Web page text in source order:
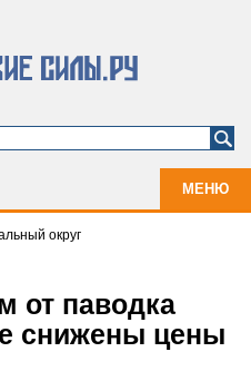
МЕНЮ
округ
от паводка
снижены цены